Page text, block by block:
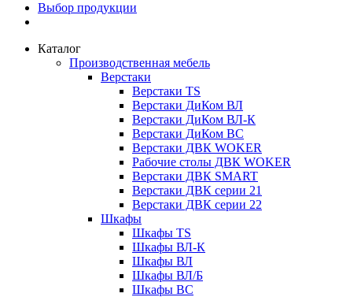
Выбор продукции
Каталог
Производственная мебель
Верстаки
Верстаки TS
Верстаки ДиКом ВЛ
Верстаки ДиКом ВЛ-К
Верстаки ДиКом ВС
Верстаки ДВК WOKER
Рабочие столы ДВК WOKER
Верстаки ДВК SMART
Верстаки ДВК серии 21
Верстаки ДВК серии 22
Шкафы
Шкафы TS
Шкафы ВЛ-К
Шкафы ВЛ
Шкафы ВЛ/Б
Шкафы ВС